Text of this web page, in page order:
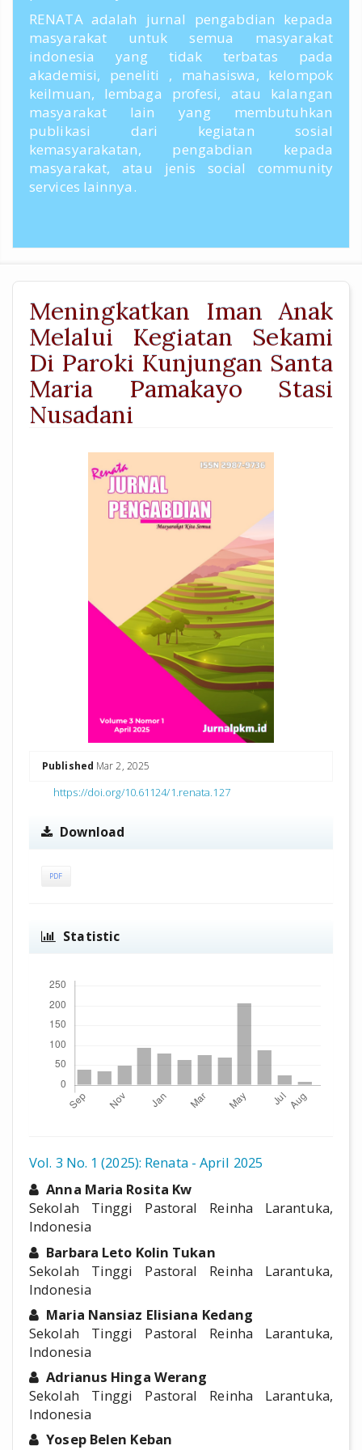
RENATA adalah jurnal pengabdian kepada
masyarakat untuk semua masyarakat
indonesia yang tidak terbatas pada
akademisi, peneliti , mahasiswa, kelompok
keilmuan, lembaga profesi, atau kalangan
masyarakat lain yang membutuhkan
publikasi dari kegiatan sosial
kemasyarakatan, pengabdian kepada
masyarakat, atau jenis social community
services lainnya.
Meningkatkan Iman Anak
Melalui Kegiatan Sekami
Di Paroki Kunjungan Santa
Maria Pamakayo Stasi
Nusadani
Published Mar 2, 2025
https://doi.org/10.61124/1.renata.127
Download
PDF
Statistic
Vol. 3 No. 1 (2025): Renata - April 2025
Anna Maria Rosita Kw
Sekolah Tinggi Pastoral Reinha Larantuka,
Indonesia
Barbara Leto Kolin Tukan
Sekolah Tinggi Pastoral Reinha Larantuka,
Indonesia
Maria Nansiaz Elisiana Kedang
Sekolah Tinggi Pastoral Reinha Larantuka,
Indonesia
Adrianus Hinga Werang
Sekolah Tinggi Pastoral Reinha Larantuka,
Indonesia
Yosep Belen Keban